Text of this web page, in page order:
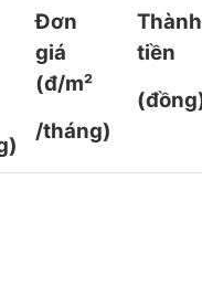
Đơn
giá
(đ/m²
/tháng)
Thành
tiền